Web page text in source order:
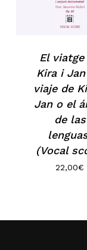
No
El viatge
Kira i
viaje de
Jan o el
de las
(Vocal
22,00€